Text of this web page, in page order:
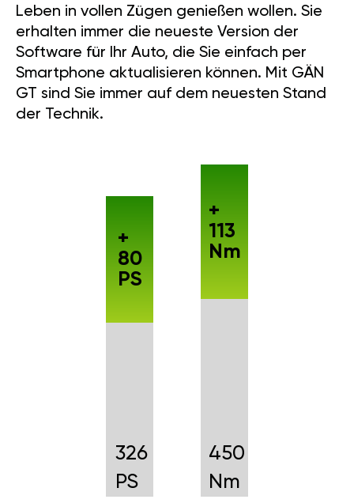
Leben in vollen Zügen genießen wollen. Sie
erhalten immer die neueste Version der
Software für Ihr Auto, die Sie einfach per
Smartphone aktualisieren können. Mit GÄN
GT sind Sie immer auf dem neuesten Stand
der Technik.
326
PS
+
80
PS
450
Nm
+
113
Nm